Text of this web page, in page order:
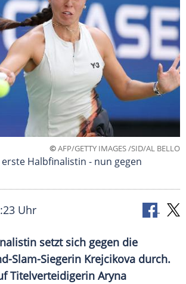
©AFP/GETTY IMAGES /SID/AL BELLO
erste Halbfinalistin - nun gegen
Uhr
setzt sich gegen die
Slam-Siegerin Krejcikova durch.
Titelverteidigerin Aryna